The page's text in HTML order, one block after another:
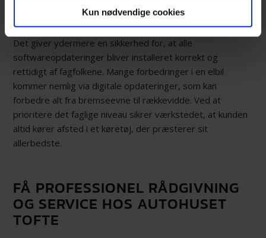
Kun nødvendige cookies
med til at give ejeren en bedre oplevelse med sin elbil i
hverdagen og sikrer en optimal driftsøkonomi.
Det giver ydermere en sikkerhed for, at alle
softwareopdateringer bliver installeret korrekt og
rettidigt af fagfolkene. Mange forbedringer i en elbil
kommer nemlig via digitale opdateringer, som kan
forbedre alt fra bremseevne til rækkevidde. Ved at
prioritere det faglige niveau sikrer værkstedet, at kunden
altid kører afsted i et køretøj, der præsterer sit
allerbedste.
FÅ PROFESSIONEL RÅDGIVNING
OG SERVICE HOS AUTOHUSET
TOFTE